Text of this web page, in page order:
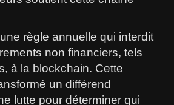
règle annuelle qui interdit
non financiers, tels
à la blockchain. Cette
un différend
lutte pour déterminer qui